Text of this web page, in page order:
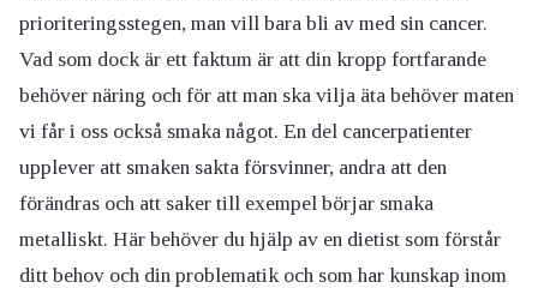
prioriteringsstegen, man vill bara bli av med sin cancer.
Vad som dock är ett faktum är att din kropp fortfarande
behöver näring och för att man ska vilja äta behöver maten
vi får i oss också smaka något. En del cancerpatienter
upplever att smaken sakta försvinner, andra att den
förändras och att saker till exempel börjar smaka
metalliskt. Här behöver du hjälp av en dietist som förstår
ditt behov och din problematik och som har kunskap inom